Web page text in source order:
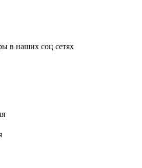
в наших соц сетях